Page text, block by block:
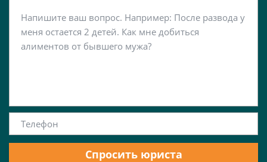
Спросить юриста